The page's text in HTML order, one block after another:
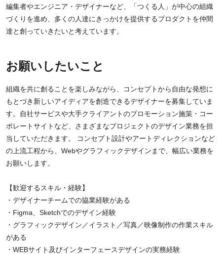
編集者やエンジニア・デザイナーなど、「つくる人」が中心の組織
づくりを進め、多くの人達にきっかけを提供するプロダクトを仲間
達と創っていきたいと考えています。
お願いしたいこと
組織を共に創ることを楽しみながら、コンセプトから自由な発想に
もとづき新しいアイディアを創造できるデザイナーを募集していま
す。自社サービスや大手クライアントのプロモーション施策・コー
ポレートサイトなど、さまざまなプロジェクトのデザイン業務を担
当していただきます。 コンセプト設計やアートディレクションなど
の上流工程から、Webやグラフィックデザインまで、幅広い業務を
お願いします。
【歓迎するスキル・経験】
・デザイナーチームでの協業経験がある
・Figma、Sketchでのデザイン経験
・グラフィックデザイン／イラスト／写真／映像制作の作業スキル
がある
・WEBサイト及びインターフェースデザインの実務経験